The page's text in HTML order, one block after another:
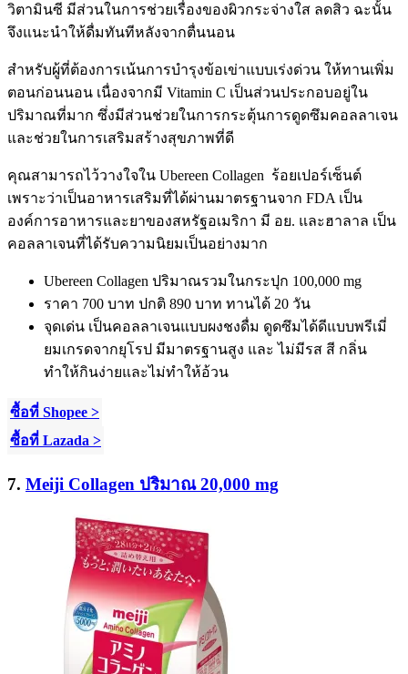
วิตามินซี มีส่วนในการช่วยเรื่องของผิวกระจ่างใส ลดสิว ฉะนั้น
จึงแนะนำให้ดื่มทันทีหลังจากตื่นนอน
สำหรับผู้ที่ต้องการเน้นการบำรุงข้อเข่าแบบเร่งด่วน ให้ทานเพิ่ม
ตอนก่อนนอน เนื่องจากมี Vitamin C เป็นส่วนประกอบอยู่ใน
ปริมาณที่มาก ซึ่งมีส่วนช่วยในการกระตุ้นการดูดซึมคอลลาเจน
และช่วยในการเสริมสร้างสุขภาพที่ดี
คุณสามารถไว้วางใจใน Ubereen Collagen ร้อยเปอร์เซ็นต์
เพราะว่าเป็นอาหารเสริมที่ได้ผ่านมาตรฐานจาก FDA เป็น
องค์การอาหารและยาของสหรัฐอเมริกา มี อย. และฮาลาล เป็น
คอลลาเจนที่ได้รับความนิยมเป็นอย่างมาก
Ubereen Collagen ปริมาณรวมในกระปุก 100,000 mg
ราคา 700 บาท ปกติ 890 บาท ทานได้ 20 วัน
จุดเด่น เป็นคอลลาเจนแบบผงชงดื่ม ดูดซึมได้ดีแบบพรีเมี่
ยมเกรดจากยุโรป มีมาตรฐานสูง และ ไม่มีรส สี กลิ่น
ทำให้กินง่ายและไม่ทำให้อ้วน
ซื้อที่ Shopee >
ซื้อที่ Lazada >
7. Meiji Collagen ปริมาณ 20,000 mg